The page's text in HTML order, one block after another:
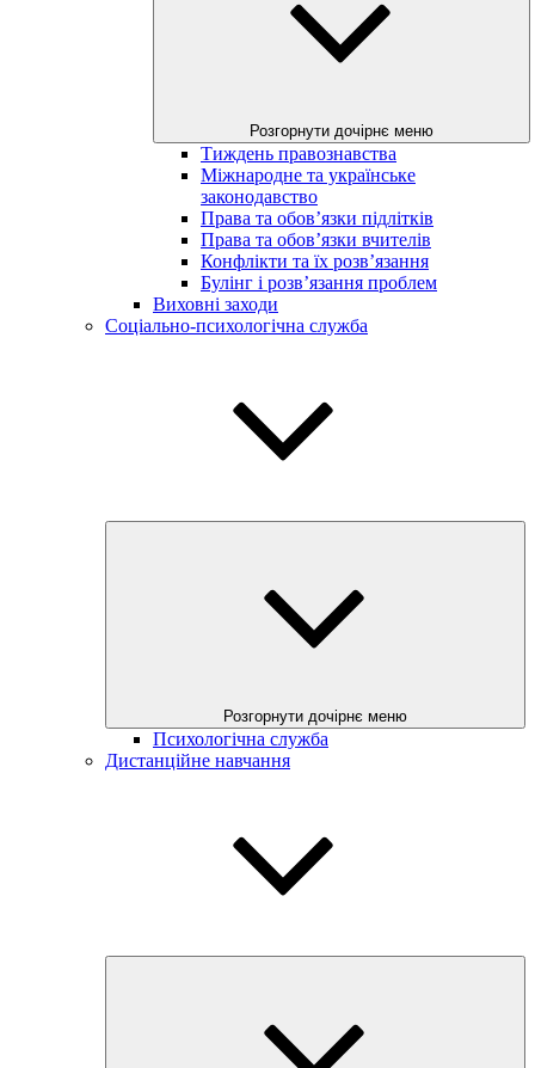
Розгорнути дочірнє меню
Тиждень правознавства
Міжнародне та українське
законодавство
Права та обов’язки підлітків
Права та обов’язки вчителів
Конфлікти та їх розв’язання
Булінг і розв’язання проблем
Виховні заходи
Соціально-психологічна служба
Розгорнути дочірнє меню
Психологічна служба
Дистанційне навчання